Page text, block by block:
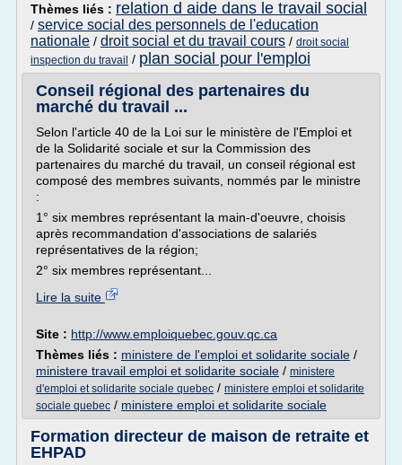
Thèmes liés : relation d aide dans le travail social
/ service social des personnels de l'education
nationale / droit social et du travail cours / droit social
inspection du travail / plan social pour l'emploi
Conseil régional des partenaires du
marché du travail ...
Selon l'article 40 de la Loi sur le ministère de l'Emploi et
de la Solidarité sociale et sur la Commission des
partenaires du marché du travail, un conseil régional est
composé des membres suivants, nommés par le ministre
:
1° six membres représentant la main-d'oeuvre, choisis
après recommandation d'associations de salariés
représentatives de la région;
2° six membres représentant...
Lire la suite
Site : http://www.emploiquebec.gouv.qc.ca
Thèmes liés : ministere de l'emploi et solidarite sociale /
ministere travail emploi et solidarite sociale / ministere
d'emploi et solidarite sociale quebec / ministere emploi et solidarite
sociale quebec / ministere emploi et solidarite sociale
Formation directeur de maison de retraite et
EHPAD